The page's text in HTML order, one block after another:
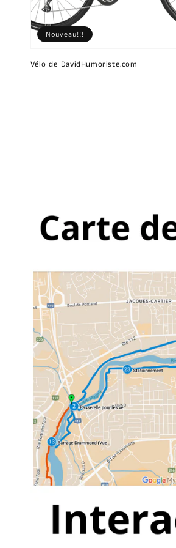
Vélo de DavidHumoriste.com
Nouveau!!!